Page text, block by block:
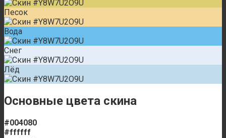
Песок
Вода
Снег
Лёд
Основные цвета скина
#004080
#ffffff